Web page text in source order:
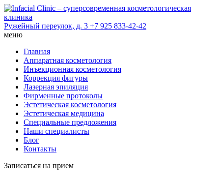
Skip
to
content
Ружейный переулок, д. 3 +7 925 833-42-42
меню
Главная
Аппаратная косметология
Инъекционная косметология
Коррекция фигуры
Лазерная эпиляция
Фирменные протоколы
Эстетическая косметология
Эстетическая медицина
Специальные предложения
Наши специалисты
Блог
Контакты
Записаться на прием